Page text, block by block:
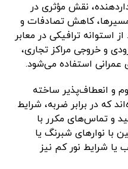
نقش مؤثری در
کاهش تصادفات و
استوانه ترافیکی در معابر
و خروجی مراکز تجاری،
عمرانی استفاده می‌شود.
و انعطاف‌پذیر ساخته
که در برابر ضربه، شرایط
و تماس‌های مکرر با
با نوارهای شبرنگ یا
یا شرایط نور کم نیز